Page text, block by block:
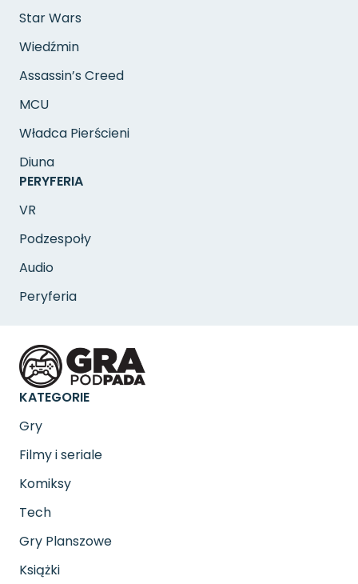
Star Wars
Wiedźmin
Assassin’s Creed
MCU
Władca Pierścieni
Diuna
PERYFERIA
VR
Podzespoły
Audio
Peryferia
KATEGORIE
Gry
Filmy i seriale
Komiksy
Tech
Gry Planszowe
Książki